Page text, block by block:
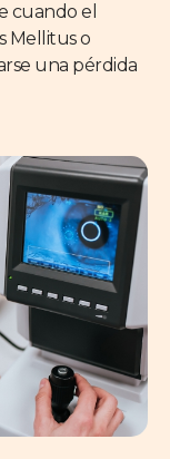
cuando el
Mellitus o
una pérdida